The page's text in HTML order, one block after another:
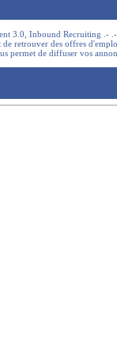
3.0, Inbound Recruiting .-
de retrouver des offres
permet de diffuser vos